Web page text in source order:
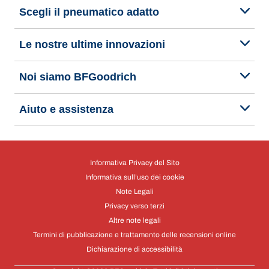
Scegli il pneumatico adatto
Le nostre ultime innovazioni
Noi siamo BFGoodrich
Aiuto e assistenza
Informativa Privacy del Sito
Informativa sull’uso dei cookie
Note Legali
Privacy verso terzi
Altre note legali
Termini di pubblicazione e trattamento delle recensioni online
Dichiarazione di accessibilità